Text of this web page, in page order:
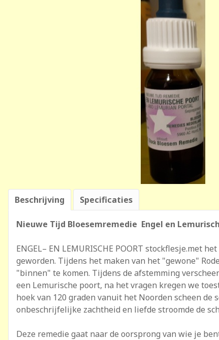
Beschrijving Specificaties
Nieuwe Tijd Bloesemremedie Engel en
ENGEL– EN LEMURISCHE POORT stockflesje.met
geworden. Tijdens het maken van het "gewone"
"binnen" te komen. Tijdens de afstemming
een Lemurische poort, na het vragen kregen we
hoek van 120 graden vanuit het Noorden scheen de
onbeschrijfelijke zachtheid en liefde stroomde de
Deze remedie gaat naar de oorsprong van wie je